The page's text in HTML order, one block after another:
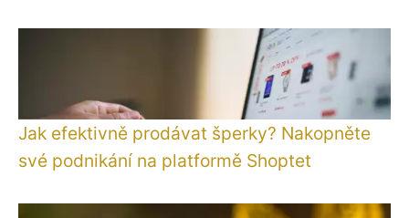
Jak efektivně prodávat šperky? Nakopněte
své podnikání na platformě Shoptet